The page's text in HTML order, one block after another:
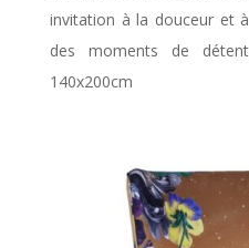
invitation à la douceur et
des moments de
140x200cm